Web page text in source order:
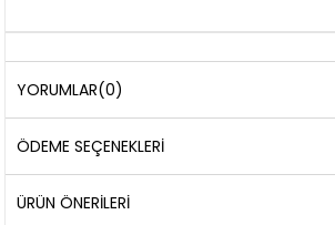
YORUMLAR(0)
ÖDEME SEÇENEKLERI
ÜRÜN ÖNERILERI